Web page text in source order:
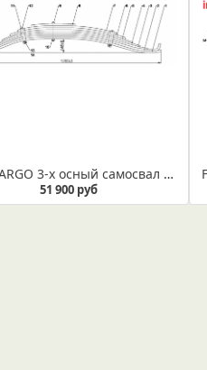
FORD CARGO 3-х осный самосвал рессора 3-го моста (ленивца) (Арт. IR 09-31) Каталожный номер 90CT 5560 CA N (T135652)
51 900 руб